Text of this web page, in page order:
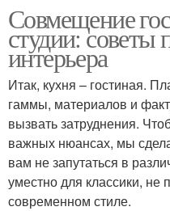
Совмещение
студии: советы
интерьера
Итак, кухня – гостиная.
гаммы, материалов и
вызвать затруднения.
важных нюансах, мы
вам не запутаться в
уместно для классики, не
современном стиле.